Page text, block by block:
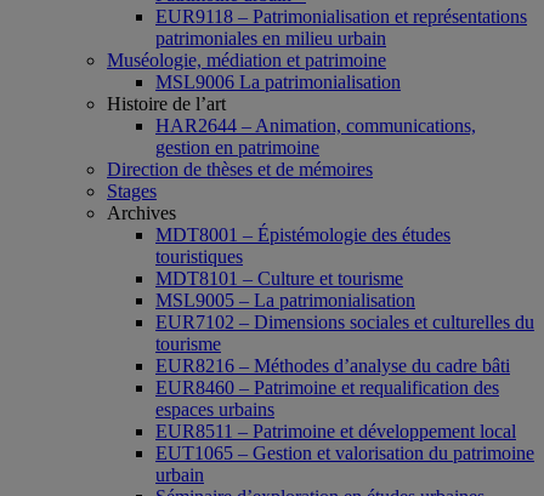
EUR9118 – Patrimonialisation et représentations
patrimoniales en milieu urbain
Muséologie, médiation et patrimoine
MSL9006 La patrimonialisation
Histoire de l’art
HAR2644 – Animation, communications,
gestion en patrimoine
Direction de thèses et de mémoires
Stages
Archives
MDT8001 – Épistémologie des études
touristiques
MDT8101 – Culture et tourisme
MSL9005 – La patrimonialisation
EUR7102 – Dimensions sociales et culturelles du
tourisme
EUR8216 – Méthodes d’analyse du cadre bâti
EUR8460 – Patrimoine et requalification des
espaces urbains
EUR8511 – Patrimoine et développement local
EUT1065 – Gestion et valorisation du patrimoine
urbain